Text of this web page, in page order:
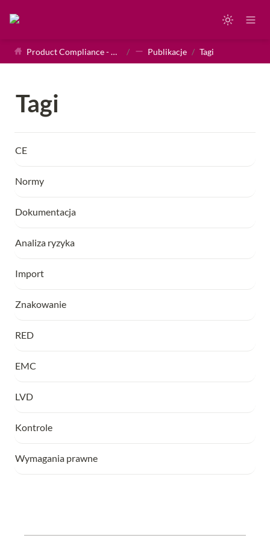
Product Compliance - Homepage / Publikacje / Tagi
Tagi
CE
Normy
Dokumentacja
Analiza ryzyka
Import
Znakowanie
RED
EMC
LVD
Kontrole
Wymagania prawne